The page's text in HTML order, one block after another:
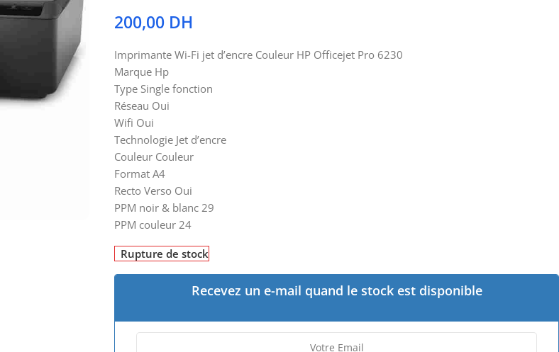
200,00 DH
Imprimante Wi-Fi jet d’encre Couleur HP Officejet Pro 6230
Marque Hp
Type Single fonction
Réseau Oui
Wifi Oui
Technologie Jet d’encre
Couleur Couleur
Format A4
Recto Verso Oui
PPM noir & blanc 29
PPM couleur 24
Rupture de stock
Recevez un e-mail quand le stock est disponible